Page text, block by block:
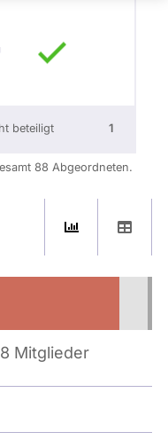
beteiligt 1
88 Abgeordneten.
Mitglieder